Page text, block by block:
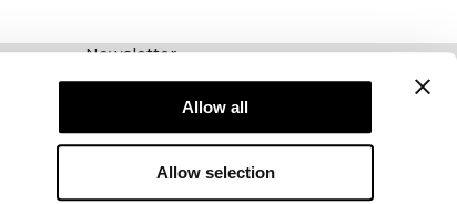
Allow all
Allow selection
Newsletter
Schrijf je voor onze nieuwsbrief! Ontvang
exclusieve aanbiedingen, ons laatste nieuws en
nog veel meer.